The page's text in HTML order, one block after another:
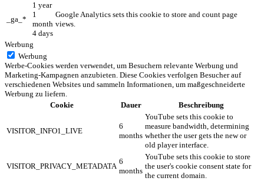
_ga_*
1 year
1
month
4 days
Google Analytics sets this cookie to store and count page
views.
Werbung
Werbung
Werbe-Cookies werden verwendet, um Besuchern relevante Werbung und
Marketing-Kampagnen anzubieten. Diese Cookies verfolgen Besucher auf
verschiedenen Websites und sammeln Informationen, um maßgeschneiderte
Werbung zu liefern.
Cookie
Dauer Beschreibung
VISITOR_INFO1_LIVE
6
months
YouTube sets this cookie to
measure bandwidth, determining
whether the user gets the new or
old player interface.
VISITOR_PRIVACY_METADATA
6
months
YouTube sets this cookie to store
the user's cookie consent state for
the current domain.